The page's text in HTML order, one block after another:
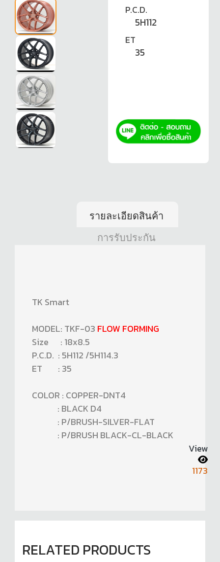
P.C.D.
5H112
ET
35
รายละเอียดสินค้า
การรับประกัน
TK Smart
MODEL: TKF-03 FLOW FORMING
Size : 18x8.5
P.C.D. : 5H112 /5H114.3
ET : 35
COLOR : COPPER-DNT4
: BLACK D4
: P/BRUSH-SILVER-FLAT
: P/BRUSH BLACK-CL-BLACK
View
1173
RELATED PRODUCTS